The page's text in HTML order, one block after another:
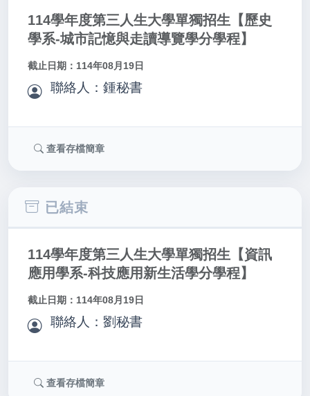
114學年度第三人生大學單獨招生【歷史
學系-城市記憶與走讀導覽學分學程】
截止日期：114年08月19日
聯絡人：鍾秘書
查看存檔簡章
已結束
114學年度第三人生大學單獨招生【資訊
應用學系-科技應用新生活學分學程】
截止日期：114年08月19日
聯絡人：劉秘書
查看存檔簡章